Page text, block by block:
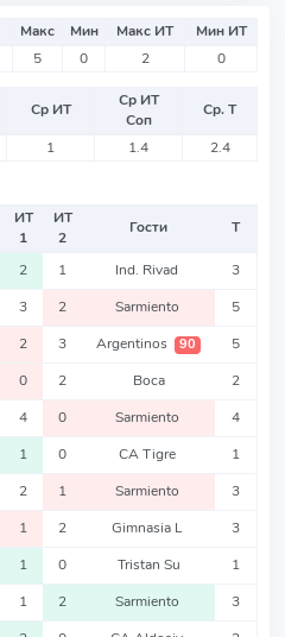
Макс Мин Макс ИТ
Мин ИТ
5 0 2 0
Ср ИТ
Ср ИТ
Соп
Ср. Т
1 1.4 2.4
ИТ
1
ИТ
2
Гости Т
2 1 Ind. Rivad 3
3 2 Sarmiento 5
2 3 Argentinos 90 5
0 2 Boca 2
4 0 Sarmiento 4
1 0 CA Tigre 1
2 1 Sarmiento 3
1 2 Gimnasia L 3
1 0 Tristan Su 1
1 2 Sarmiento 3